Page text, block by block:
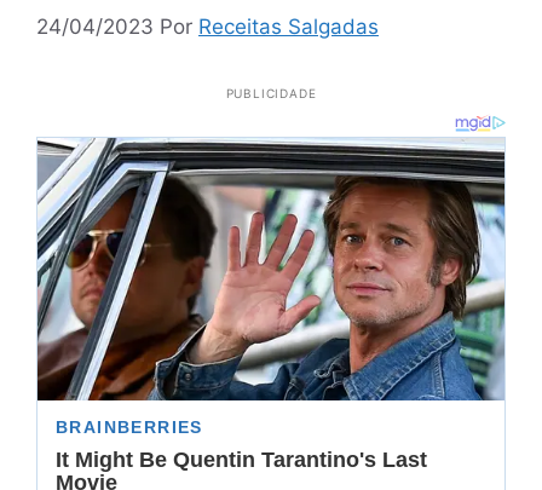
24/04/2023 Por Receitas Salgadas
PUBLICIDADE